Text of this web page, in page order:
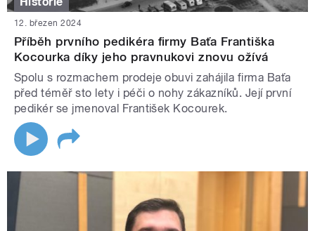
12. březen 2024
Příběh prvního pedikéra firmy Baťa Františka
Kocourka díky jeho pravnukovi znovu ožívá
Spolu s rozmachem prodeje obuvi zahájila firma Baťa
před téměř sto lety i péči o nohy zákazníků. Její první
pedikér se jmenoval František Kocourek.